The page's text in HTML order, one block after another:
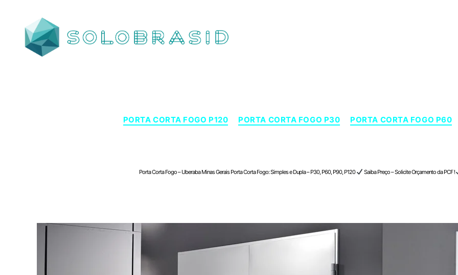
PORTA CORTA FOGO P120 PORTA CORTA FOGO P30 PORTA CORTA FOGO P60
Porta Corta Fogo – Uberaba Minas Gerais Porta Corta Fogo: Simples e Dupla – P30, P60, P90, P120 Saiba Preço – Solicite Orçamento da PCF !